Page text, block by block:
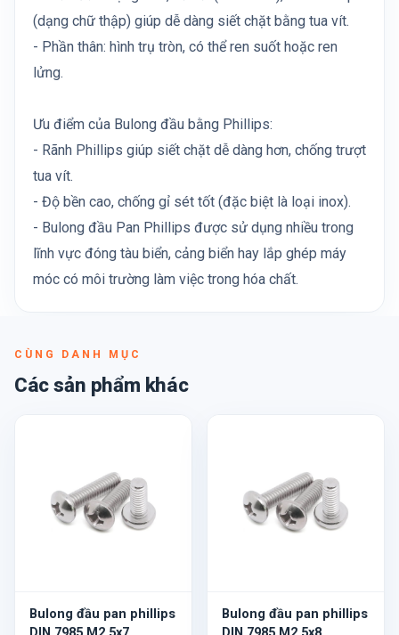
(dạng chữ thập) giúp dễ dàng siết chặt bằng tua vít.
- Phần thân: hình trụ tròn, có thể ren suốt hoặc ren
lửng.
Ưu điểm của Bulong đầu bằng Phillips:
- Rãnh Phillips giúp siết chặt dễ dàng hơn, chống trượt
tua vít.
- Độ bền cao, chống gỉ sét tốt (đặc biệt là loại inox).
- Bulong đầu Pan Phillips được sử dụng nhiều trong
lĩnh vực đóng tàu biển, cảng biển hay lắp ghép máy
móc có môi trường làm việc trong hóa chất.
CÙNG DANH MỤC
Các sản phẩm khác
Bulong đầu pan phillips
Bulong đầu pan phillips